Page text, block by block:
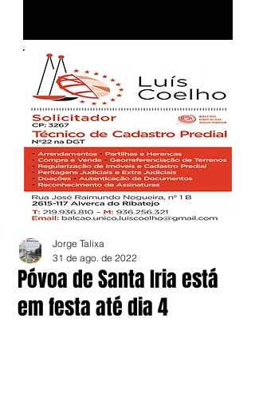
Póvoa de Santa Iria está
em festa até dia 4
Jorge Talixa
31 de ago. de 2022